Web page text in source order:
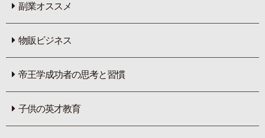
副業オススメ
物販ビジネス
帝王学成功者の思考と習慣
子供の英才教育